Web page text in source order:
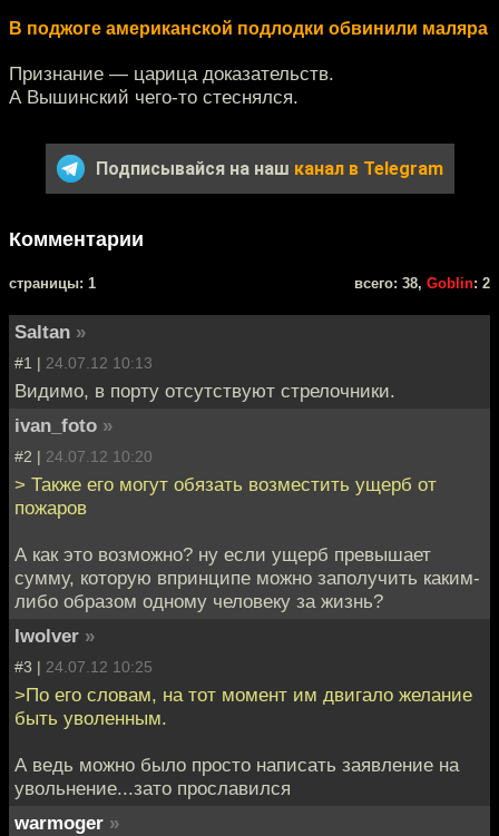
В поджоге американской подлодки обвинили маляра
Признание — царица доказательств.
А Вышинский чего-то стеснялся.
Подписывайся на наш канал в Telegram
Комментарии
cтраницы: 1 всего: 38, Goblin: 2
Saltan »
#1 | 24.07.12 10:13
Видимо, в порту отсутствуют стрелочники.
ivan_foto »
#2 | 24.07.12 10:20
> Также его могут обязать возместить ущерб от
пожаров
А как это возможно? ну если ущерб превышает
сумму, которую впринципе можно заполучить каким-
либо образом одному человеку за жизнь?
Iwolver »
#3 | 24.07.12 10:25
>По его словам, на тот момент им двигало желание
быть уволенным.
А ведь можно было просто написать заявление на
увольнение...зато прославился
warmoger »